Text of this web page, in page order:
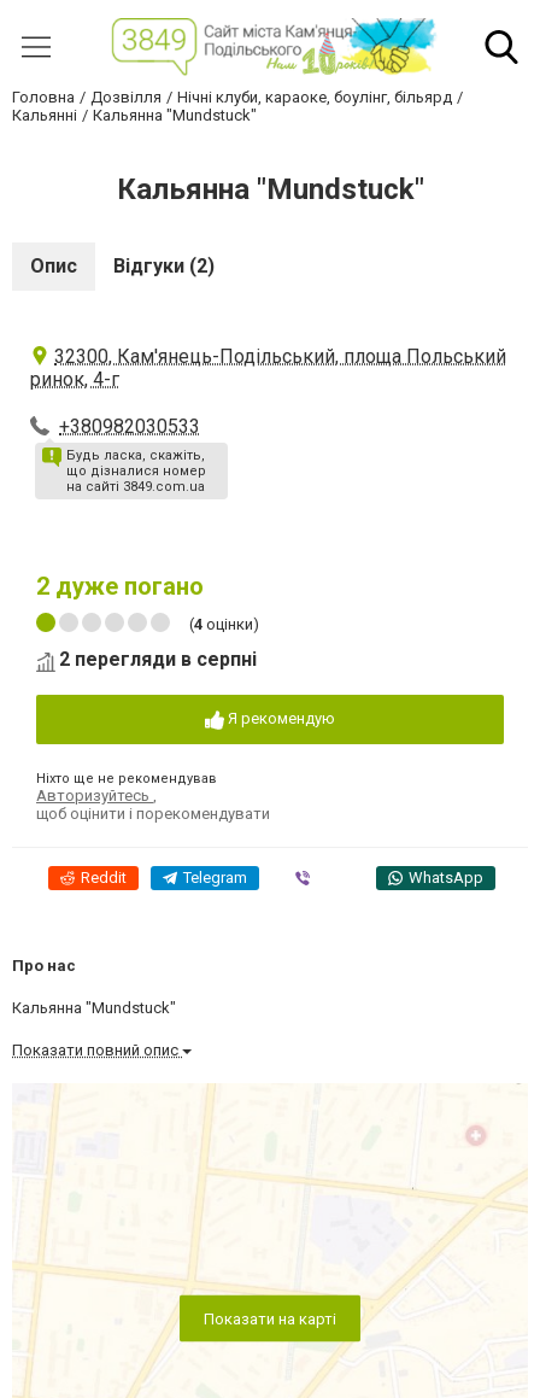
Головна Дозвілля
Нічні клуби, караоке, боулінг, більярд
Кальянні
Кальянна "Mundstuck"
Кальянна "Mundstuck"
Опис Відгуки (2)
32300, Кам'янець-Подільський, площа Польський
ринок, 4-г
+380982030533
Будь ласка, скажіть,
що дізналися номер
на сайті 3849.com.ua
2 дуже погано
(4 оцінки)
2 перегляди в серпні
Я рекомендую
Ніхто ще не рекомендував
Авторизуйтесь
щоб оцінити і порекомендувати
Reddit Telegram WhatsApp
Про нас
Кальянна "Mundstuck"
Показати повний опис
Показати на карті